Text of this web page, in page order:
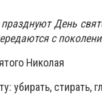
День
с
Николая
убирать, стирать,